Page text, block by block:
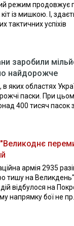
режим продовжує
із мишкою. І,
тактичних успіхів
заробили
найдорожче
в яких областях
паски. При
400 тисяч пасок
армія 2935
тишу на
відбулося на
напрямку бої не пр...